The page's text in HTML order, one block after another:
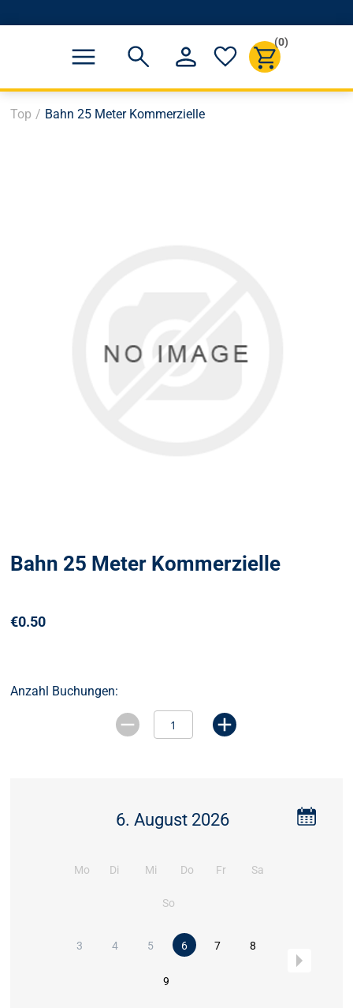
(0)
Top / Bahn 25 Meter Kommerzielle
Bahn 25 Meter Kommerzielle
€0.50
Anzahl Buchungen:
6. August 2026
Mo Di Mi Do Fr Sa
So
3 4 5 6 7 8
9